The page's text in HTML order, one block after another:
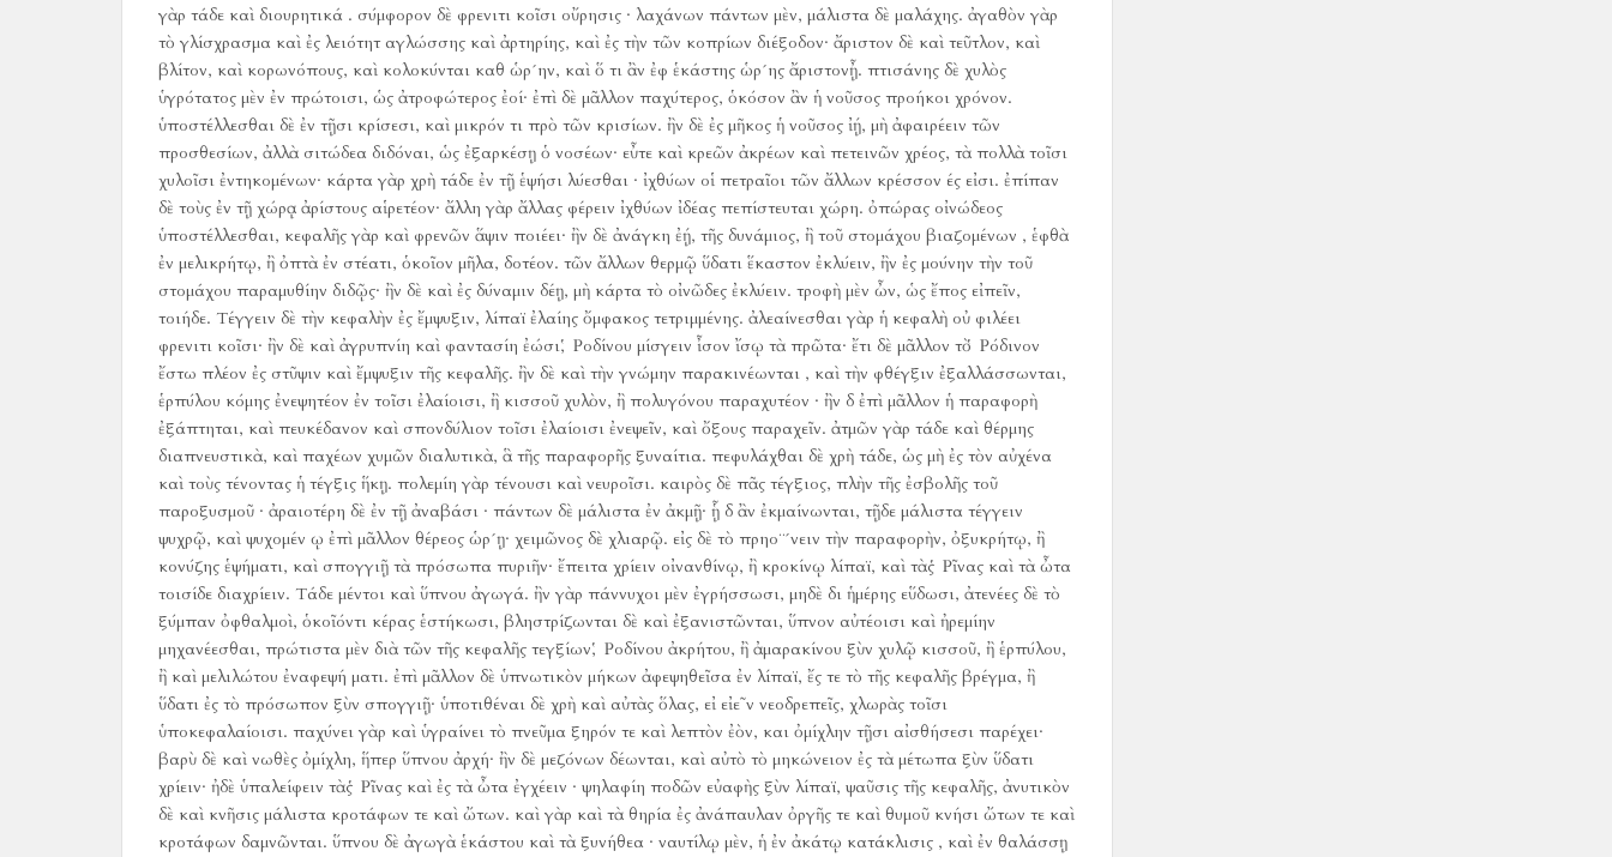
γὰρ τάδε καὶ διουρητικά . σύμφορον δὲ φρενιτι κοῖσι οὔρησις · λαχάνων πάντων μὲν, μάλιστα δὲ μαλάχης. ἀγαθὸν γὰρ
τὸ γλίσχρασμα καὶ ἐς λειότητ αγλώσσης καὶ ἀρτηρίης, καὶ ἐς τὴν τῶν κοπρίων διέξοδον· ἄριστον δὲ καὶ τεῦτλον, καὶ
βλίτον, καὶ κορωνόπους, καὶ κολοκύνται καθ ὡρ´ην, καὶ ὅ τι ἂν ἐφ ἑκάστης ὡρ´ης ἄριστονᾖ. πτισάνης δὲ χυλὸς
ὑγρότατος μὲν ἐν πρώτοισι, ὡς ἀτροφώτερος ἐοί· ἐπὶ δὲ μᾶλλον παχύτερος, ὁκόσον ἂν ἡ νοῦσος προήκοι χρόνον.
ὑποστέλλεσθαι δὲ ἐν τῇσι κρίσεσι, καὶ μικρόν τι πρὸ τῶν κρισίων. ἢν δὲ ἐς μῆκος ἡ νοῦσος ἰῄ, μὴ ἀφαιρέειν τῶν
προσθεσίων, ἀλλὰ σιτώδεα διδόναι, ὡς ἐξαρκέσῃ ὁ νοσέων· εὖτε καὶ κρεῶν ἀκρέων καὶ πετεινῶν χρέος, τὰ πολλὰ τοῖσι
χυλοῖσι ἐντηκομένων· κάρτα γὰρ χρὴ τάδε ἐν τῇ ἑψήσι λύεσθαι · ἰχθύων οἱ πετραῖοι τῶν ἄλλων κρέσσον ές εἰσι. ἐπίπαν
δὲ τοὺς ἐν τῇ χώρᾳ ἀρίστους αἱρετέον· ἄλλη γὰρ ἄλλας φέρειν ἰχθύων ἰδέας πεπίστευται χώρη. ὀπώρας οἰνώδεος
ὑποστέλλεσθαι, κεφαλῆς γὰρ καὶ φρενῶν ἅψιν ποιέει· ἢν δὲ ἀνάγκη ἐῄ, τῆς δυνάμιος, ἢ τοῦ στομάχου βιαζομένων , ἑφθὰ
ἐν μελικρήτῳ, ἢ ὀπτὰ ἐν στέατι, ὁκοῖον μῆλα, δοτέον. τῶν ἄλλων θερμῷ ὕδατι ἕκαστον ἐκλύειν, ἢν ἐς μούνην τὴν τοῦ
στομάχου παραμυθίην διδῷς· ἢν δὲ καὶ ἐς δύναμιν δέῃ, μὴ κάρτα τὸ οἰνῶδες ἐκλύειν. τροφὴ μὲν ὦν, ὡς ἔπος εἰπεῖν,
τοιήδε. Τέγγειν δὲ τὴν κεφαλὴν ἐς ἔμψυξιν, λίπαϊ ἐλαίης ὄμφακος τετριμμένης. ἀλεαίνεσθαι γὰρ ἡ κεφαλὴ οὐ φιλέει
φρενιτι κοῖσι· ἢν δὲ καὶ ἀγρυπνίη καὶ φαντασίη ἐώσι, Ῥοδίνου μίσγειν ἶσον ἴσῳ τὰ πρῶτα· ἔτι δὲ μᾶλλον τὸ Ῥόδινον
ἔστω πλέον ἐς στῦψιν καὶ ἔμψυξιν τῆς κεφαλῆς. ἢν δὲ καὶ τὴν γνώμην παρακινέωνται , καὶ τὴν φθέγξιν ἐξαλλάσσωνται,
ἑρπύλου κόμης ἐνεψητέον ἐν τοῖσι ἐλαίοισι, ἢ κισσοῦ χυλὸν, ἢ πολυγόνου παραχυτέον · ἢν δ ἐπὶ μᾶλλον ἡ παραφορὴ
ἐξάπτηται, καὶ πευκέδανον καὶ σπονδύλιον τοῖσι ἐλαίοισι ἐνεψεῖν, καὶ ὄξους παραχεῖν. ἀτμῶν γὰρ τάδε καὶ θέρμης
διαπνευστικὰ, καὶ παχέων χυμῶν διαλυτικὰ, ἃ τῆς παραφορῆς ξυναίτια. πεφυλάχθαι δὲ χρὴ τάδε, ὡς μὴ ἐς τὸν αὐχένα
καὶ τοὺς τένοντας ἡ τέγξις ἥκῃ. πολεμίη γὰρ τένουσι καὶ νευροῖσι. καιρὸς δὲ πᾶς τέγξιος, πλὴν τῆς ἐσβολῆς τοῦ
παροξυσμοῦ · ἀραιοτέρη δὲ ἐν τῇ ἀναβάσι · πάντων δὲ μάλιστα ἐν ἀκμῇ· ᾗ δ ἂν ἐκμαίνωνται, τῇδε μάλιστα τέγγειν
ψυχρῷ, καὶ ψυχομέν ῳ ἐπὶ μᾶλλον θέρεος ὡρ´ῃ· χειμῶνος δὲ χλιαρῷ. εἰς δὲ τὸ πρηο¨´νειν τὴν παραφορὴν, ὀξυκρήτῳ, ἢ
κονύζης ἑψήματι, καὶ σπογγιῇ τὰ πρόσωπα πυριῆν· ἔπειτα χρίειν οἰνανθίνῳ, ἢ κροκίνῳ λίπαϊ, καὶ τὰς Ῥῖνας καὶ τὰ ὦτα
τοισίδε διαχρίειν. Τάδε μέντοι καὶ ὕπνου ἀγωγά. ἢν γὰρ πάννυχοι μὲν ἐγρήσσωσι, μηδὲ δι ἡμέρης εὕδωσι, ἀτενέες δὲ τὸ
ξύμπαν ὀφθαλμοὶ, ὁκοῖόντι κέρας ἑστήκωσι, βληστρίζωνται δὲ καὶ ἐξανιστῶνται, ὕπνον αὐτέοισι καὶ ἠρεμίην
μηχανέεσθαι, πρώτιστα μὲν διὰ τῶν τῆς κεφαλῆς τεγξίων, Ῥοδίνου ἀκρήτου, ἢ ἀμαρακίνου ξὺν χυλῷ κισσοῦ, ἢ ἑρπύλου,
ἢ καὶ μελιλώτου ἐναφεψή ματι. ἐπὶ μᾶλλον δὲ ὑπνωτικὸν μήκων ἀφεψηθεῖσα ἐν λίπαϊ, ἔς τε τὸ τῆς κεφαλῆς βρέγμα, ἢ
ὕδατι ἐς τὸ πρόσωπον ξὺν σπογγιῇ· ὑποτιθέναι δὲ χρὴ καὶ αὐτὰς ὅλας, εἰ εἰε῀ν νεοδρεπεῖς, χλωρὰς τοῖσι
ὑποκεφαλαίοισι. παχύνει γὰρ καὶ ὑγραίνει τὸ πνεῦμα ξηρόν τε καὶ λεπτὸν ἐὸν, και ὀμίχλην τῇσι αἰσθήσεσι παρέχει·
βαρὺ δὲ καὶ νωθὲς ὀμίχλη, ἥπερ ὕπνου ἀρχή· ἢν δὲ μεζόνων δέωνται, καὶ αὐτὸ τὸ μηκώνειον ἐς τὰ μέτωπα ξὺν ὕδατι
χρίειν· ἠδὲ ὑπαλείφειν τὰς Ῥῖνας καὶ ἐς τὰ ὦτα ἐγχέειν · ψηλαφίη ποδῶν εὐαφὴς ξὺν λίπαϊ, ψαῦσις τῆς κεφαλῆς, ἀνυτικὸν
δὲ καὶ κνῆσις μάλιστα κροτάφων τε καὶ ὤτων. καὶ γὰρ καὶ τὰ θηρία ἐς ἀνάπαυλαν ὀργῆς τε καὶ θυμοῦ κνήσι ὤτων τε καὶ
κροτάφων δαμνῶνται. ὕπνου δὲ ἀγωγὰ ἑκάστου καὶ τὰ ξυνήθεα · ναυτίλῳ μὲν, ἡ ἐν ἀκάτῳ κατάκλισις , καὶ ἐν θαλάσσῃ